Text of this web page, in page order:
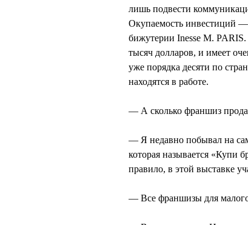
лишь подвести
Окупаемость инвестиций
бижутерии Inesse M.
тысяч долларов, и имеет
уже порядка десяти по
находятся в работе.
— А сколько франшиз
— Я недавно побывал на
которая называется «Купи
правило, в этой выставке
— Все франшизы для малого